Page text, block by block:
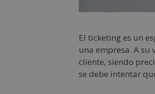
El ticketing es un
una empresa. A su
cliente, siendo
se debe intentar